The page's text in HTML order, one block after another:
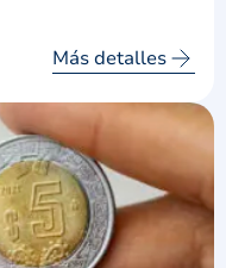
Más detalles